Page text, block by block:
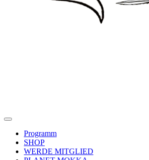
Programm
SHOP
WERDE MITGLIED